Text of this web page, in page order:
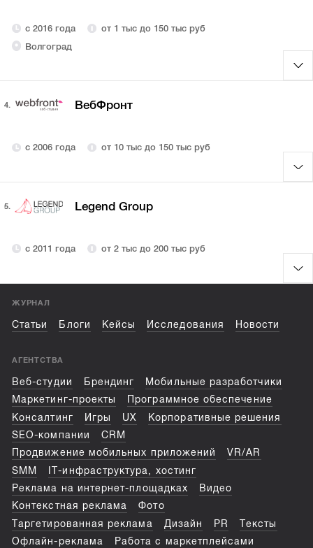
с 2016 года
от 1 тыс до 150 тыс руб
Волгоград
4. ВебФронт
с 2006 года от 10 тыс до 150 тыс руб
5. Legend Group
с 2011 года от 2 тыс до 200 тыс руб
ЖУРНАЛ
Статьи Блоги Кейсы Исследования Новости
АГЕНТСТВА
Веб-студии Брендинг
Мобильные разработчики
Маркетинг-проекты
Программное обеспечение
Консалтинг
Игры UX
Корпоративные решения
SEO-компании
CRM
Продвижение мобильных приложений
VR/AR
SMM
IT-инфраструктура, хостинг
Реклама на интернет-площадках
Видео
Контекстная реклама
Фото
Таргетированная реклама
Дизайн PR
Тексты
Офлайн-реклама
Работа с маркетплейсами